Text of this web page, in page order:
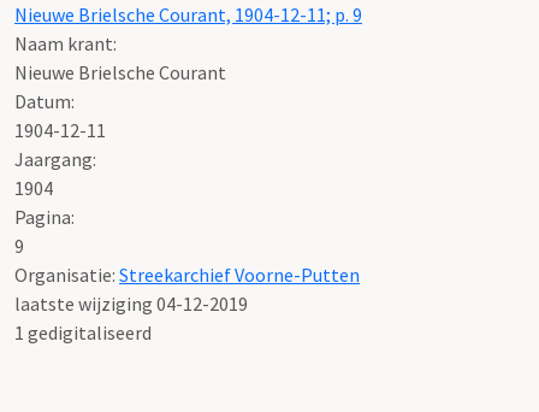
Nieuwe Brielsche Courant, 1904-12-11; p. 9
Naam krant:
Nieuwe Brielsche Courant
Datum:
1904-12-11
Jaargang:
1904
Pagina:
9
Organisatie: Streekarchief Voorne-Putten
laatste wijziging 04-12-2019
1 gedigitaliseerd